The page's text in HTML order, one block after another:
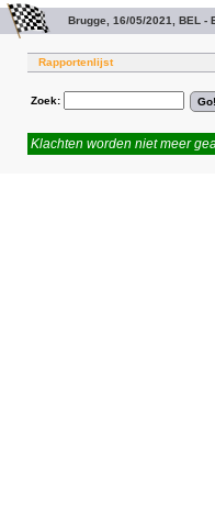
Brugge, 16/05/2021, BEL -
Rapportenlijst
Zoek:
Klachten worden niet meer